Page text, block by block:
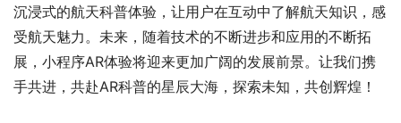
沉浸式的航天科普体验，让用户在互动中了解航天知识，感
受航天魅力。未来，随着技术的不断进步和应用的不断拓
展，小程序AR体验将迎来更加广阔的发展前景。让我们携
手共进，共赴AR科普的星辰大海，探索未知，共创辉煌！